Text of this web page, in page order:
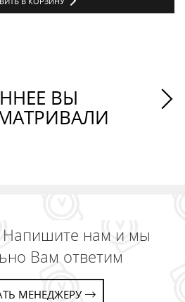
ВЫ
Напишите нам и мы
Вам ответим
МЕНЕДЖЕРУ